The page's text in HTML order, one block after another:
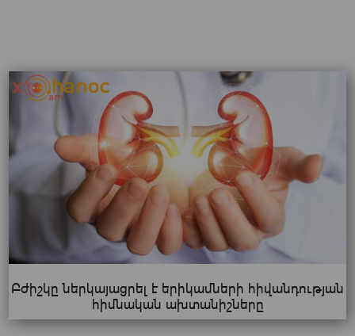
Բժիշկը ներկայացրել է երիկամների հիվանդության
հիմնական ախտանիշները